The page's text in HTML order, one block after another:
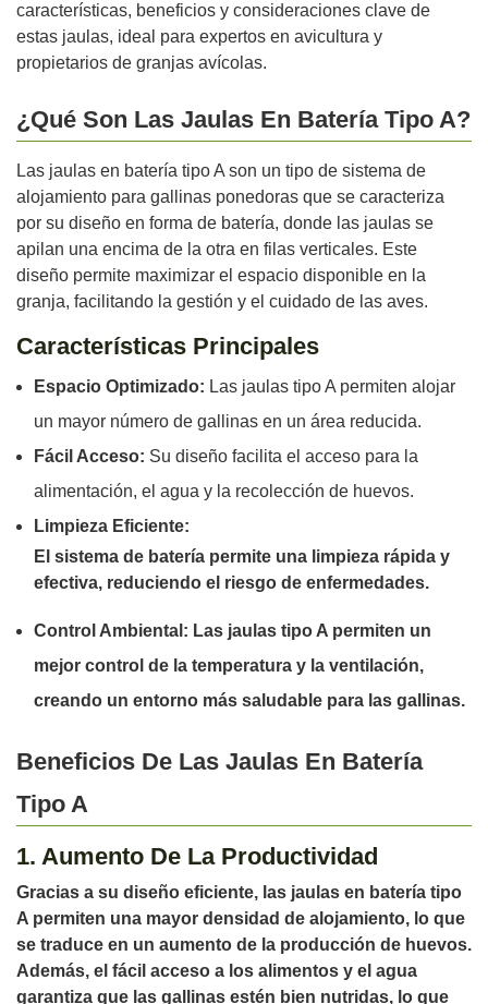
características, beneficios y consideraciones clave de
estas jaulas, ideal para expertos en avicultura y
propietarios de granjas avícolas.
¿Qué Son Las Jaulas En Batería Tipo A?
Las jaulas en batería tipo A son un tipo de sistema de
alojamiento para gallinas ponedoras que se caracteriza
por su diseño en forma de batería, donde las jaulas se
apilan una encima de la otra en filas verticales. Este
diseño permite maximizar el espacio disponible en la
granja, facilitando la gestión y el cuidado de las aves.
Características Principales
Espacio Optimizado: Las jaulas tipo A permiten alojar
un mayor número de gallinas en un área reducida.
Fácil Acceso: Su diseño facilita el acceso para la
alimentación, el agua y la recolección de huevos.
Limpieza Eficiente:
El sistema de batería permite una limpieza rápida y
efectiva, reduciendo el riesgo de enfermedades.
Control Ambiental: Las jaulas tipo A permiten un
mejor control de la temperatura y la ventilación,
creando un entorno más saludable para las gallinas.
Beneficios De Las Jaulas En Batería
Tipo A
1. Aumento De La Productividad
Gracias a su diseño eficiente, las jaulas en batería tipo
A permiten una mayor densidad de alojamiento, lo que
se traduce en un aumento de la producción de huevos.
Además, el fácil acceso a los alimentos y el agua
garantiza que las gallinas estén bien nutridas, lo que